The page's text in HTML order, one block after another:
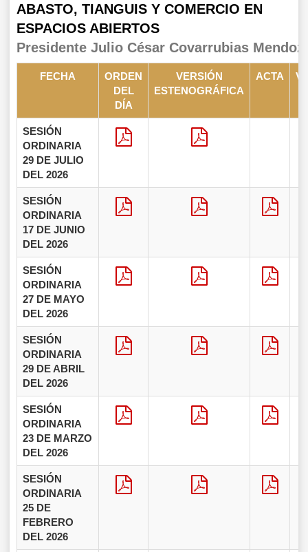
ABASTO, TIANGUIS Y COMERCIO EN
ESPACIOS ABIERTOS
Presidente Julio César Covarrubias
FECHA
ORDEN
DEL
DÍA
VERSIÓN
ESTENOGRÁFICA
ACTA
SESIÓN
ORDINARIA
29 DE JULIO
DEL 2026
SESIÓN
ORDINARIA
17 DE JUNIO
DEL 2026
SESIÓN
ORDINARIA
27 DE MAYO
DEL 2026
SESIÓN
ORDINARIA
29 DE ABRIL
DEL 2026
SESIÓN
ORDINARIA
23 DE MARZO
DEL 2026
SESIÓN
ORDINARIA
25 DE
FEBRERO
DEL 2026